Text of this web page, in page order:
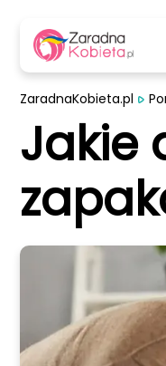
ZaradnaKobieta.pl
Jakie